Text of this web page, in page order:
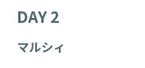
DAY 2
マルシィ